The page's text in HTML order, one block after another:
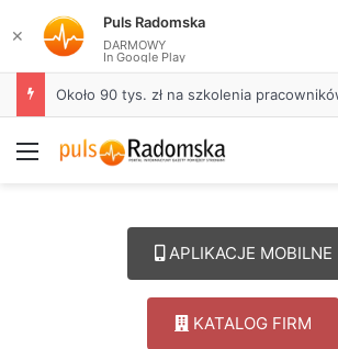
Menu
APLIKACJE MOBILNE
KATALOG FIRM
✕
Puls Radomska
DARMOWY
In Google Play